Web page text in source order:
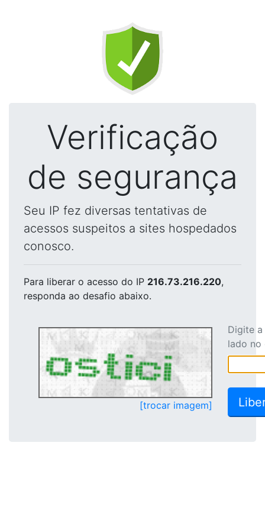
Verificação
de segurança
Seu IP fez diversas tentativas de
acessos suspeitos a sites hospedados
conosco.
Para liberar o acesso do IP 216.73.216.220,
responda ao desafio abaixo.
[trocar imagem]
Digite
lado no